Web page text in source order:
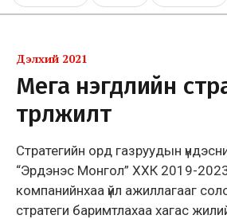
Дэлхий 2021
Мега нэгдлийн
төрөлжилт
Стратегийн орд газруудын
“Эрдэнэс Монгол” ХХК 2019-
компанийнхаа үйл ажиллагааг
стратеги баримтлахаа хагас